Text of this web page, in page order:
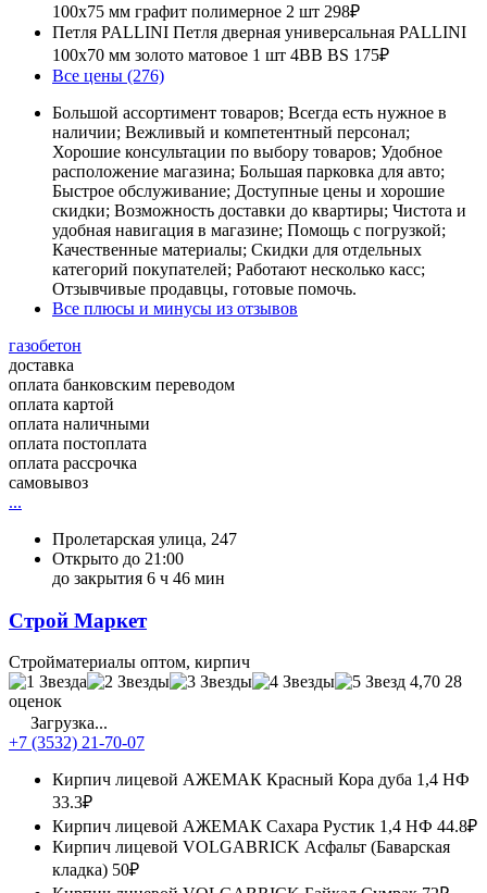
100х75 мм графит полимерное 2 шт 298₽
Петля PALLINI Петля дверная универсальная PALLINI
100х70 мм золото матовое 1 шт 4BB BS 175₽
Все цены (276)
Большой ассортимент товаров; Всегда есть нужное в
наличии; Вежливый и компетентный персонал;
Хорошие консультации по выбору товаров; Удобное
расположение магазина; Большая парковка для авто;
Быстрое обслуживание; Доступные цены и хорошие
скидки; Возможность доставки до квартиры; Чистота и
удобная навигация в магазине; Помощь с погрузкой;
Качественные материалы; Скидки для отдельных
категорий покупателей; Работают несколько касс;
Отзывчивые продавцы, готовые помочь.
Все плюсы и минусы из отзывов
газобетон
доставка
оплата банковским переводом
оплата картой
оплата наличными
оплата постоплата
оплата рассрочка
самовывоз
...
Пролетарская улица, 247
Открыто до 21:00
до закрытия 6 ч 46 мин
Строй Маркет
Стройматериалы оптом, кирпич
4,70 28
оценок
Загрузка...
+7 (3532) 21-70-07
Кирпич лицевой АЖЕМАК Красный Кора дуба 1,4 НФ
33.3₽
Кирпич лицевой АЖЕМАК Сахара Рустик 1,4 НФ 44.8₽
Кирпич лицевой VOLGABRICK Асфальт (Баварская
кладка) 50₽